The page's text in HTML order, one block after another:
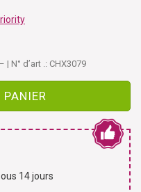
| N° d’art .: CHX3079
14 jours